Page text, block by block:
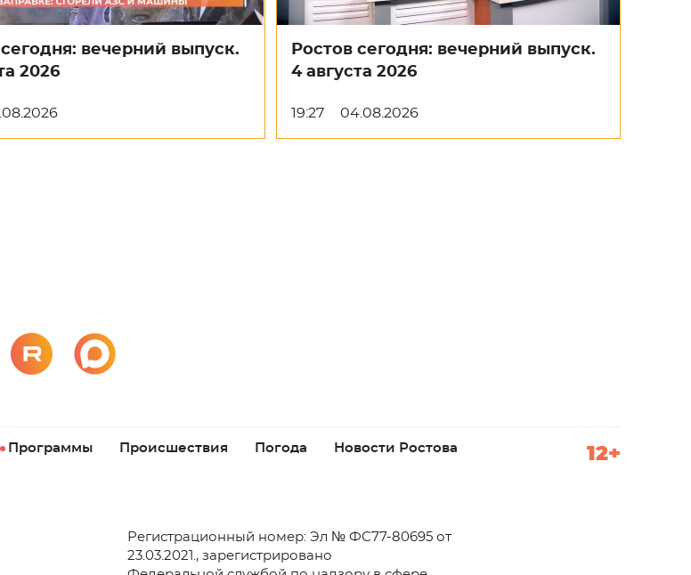
сегодня: вечерний выпуск.
2026
Ростов сегодня: вечерний выпуск.
4 августа 2026
19:27 04.08.2026
Программы Происшествия Погода Новости Ростова 12+
Регистрационный номер: Эл № ФС77-80695 от
23.03.2021., зарегистрировано